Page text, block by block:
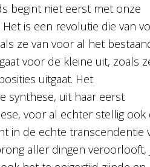
begint niet eerst met onze
is een revolutie die van
ze van voor al het
voor de kleine uit, zoals
uitgaat. Het
synthese, uit haar eerst
voor al echter stellig ook
in de echte transcendentie
aller dingen veroorlooft,